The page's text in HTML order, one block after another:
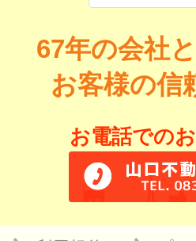
67年の会社
お客様の信
お電話での